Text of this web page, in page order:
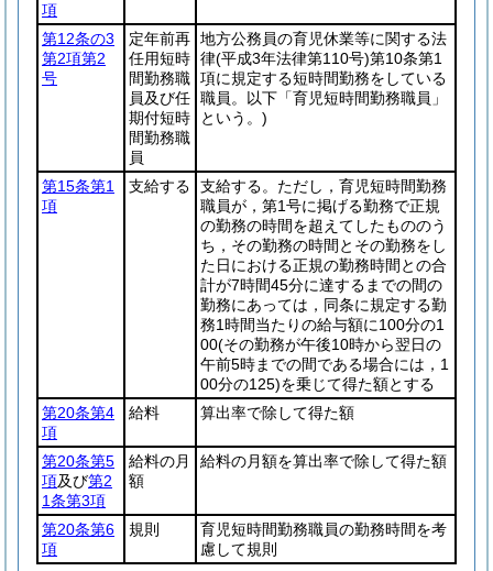
項
第12条の3
第2項第2
号
定年前再
任用短時
間勤務職
員及び任
期付短時
間勤務職
員
地方公務員の育児休業等に関する法
律(平成3年法律第110号)第10条第1
項に規定する短時間勤務をしている
職員。以下「育児短時間勤務職員」
という。)
第15条第1
項
支給する
支給する。ただし，育児短時間勤務
職員が，第1号に掲げる勤務で正規
の勤務の時間を超えてしたもののう
ち，その勤務の時間とその勤務をし
た日における正規の勤務時間との合
計が7時間45分に達するまでの間の
勤務にあっては，同条に規定する勤
務1時間当たりの給与額に100分の1
00(その勤務が午後10時から翌日の
午前5時までの間である場合には，1
00分の125)を乗じて得た額とする
第20条第4
項
給料 算出率で除して得た額
第20条第5
項及び第2
1条第3項
給料の月
額
給料の月額を算出率で除して得た額
第20条第6
項
規則
育児短時間勤務職員の勤務時間を考
慮して規則